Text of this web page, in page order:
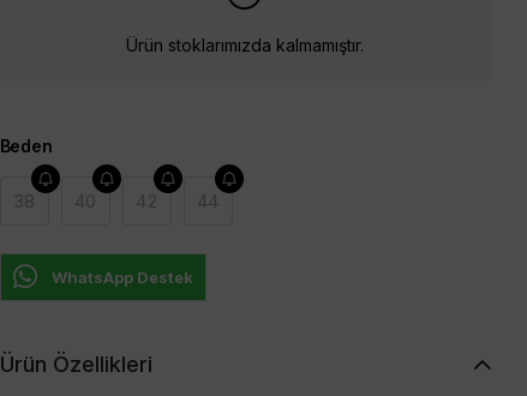
Ürün stoklarımızda kalmamıştır.
Beden
38 40 42 44
WhatsApp Destek
Ürün Özellikleri